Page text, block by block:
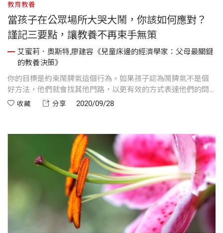
教育教養
當孩子在公眾場所大哭大鬧，你該如何應對？
謹記三要點，讓教養不再束手無策
艾蜜莉．奧斯特,廖建容《兒童床邊的經濟學家：父母最關鍵
的教養決策》
你的目標是約束鬧脾氣這個行為。如果孩子認為鬧脾氣不是個
好方法，他們就會找其他門路，以更有效的方式表達他們的問
題。收藏 分享 2020/09/28